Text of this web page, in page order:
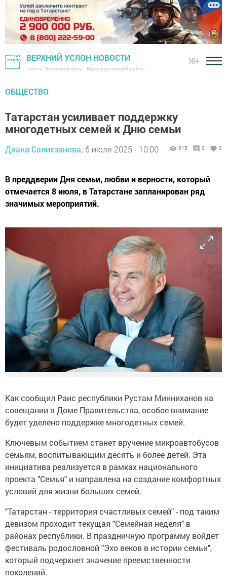
ВЕРХНИЙ УСЛОН НОВОСТИ
Газета "Волжская новь" - Верхнеуслонский район
16+
ОБЩЕСТВО
Татарстан усиливает поддержку
многодетных семей к Дню семьи
Диана Салихзанова, 6 июля 2025 - 10:00 615 0 0
В преддверии Дня семьи, любви и верности, который
отмечается 8 июля, в Татарстане запланирован ряд
значимых мероприятий.
Как сообщил Раис республики Рустам Минниханов на
совещании в Доме Правительства, особое внимание
будет уделено поддержке многодетных семей.
Ключевым событием станет вручение микроавтобусов
семьям, воспитывающим десять и более детей. Эта
инициатива реализуется в рамках национального
проекта "Семья" и направлена на создание комфортных
условий для жизни больших семей.
"Татарстан - территория счастливых семей" - под таким
девизом проходит текущая "Семейная неделя" в
районах республики. В праздничную программу войдет
фестиваль родословной "Эхо веков в истории семьи",
который подчеркнет значение преемственности
поколений.